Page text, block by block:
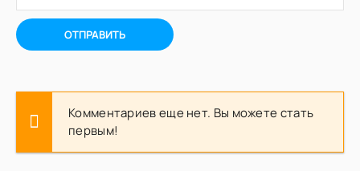
ОТПРАВИТЬ
Комментариев еще нет. Вы можете стать
первым!